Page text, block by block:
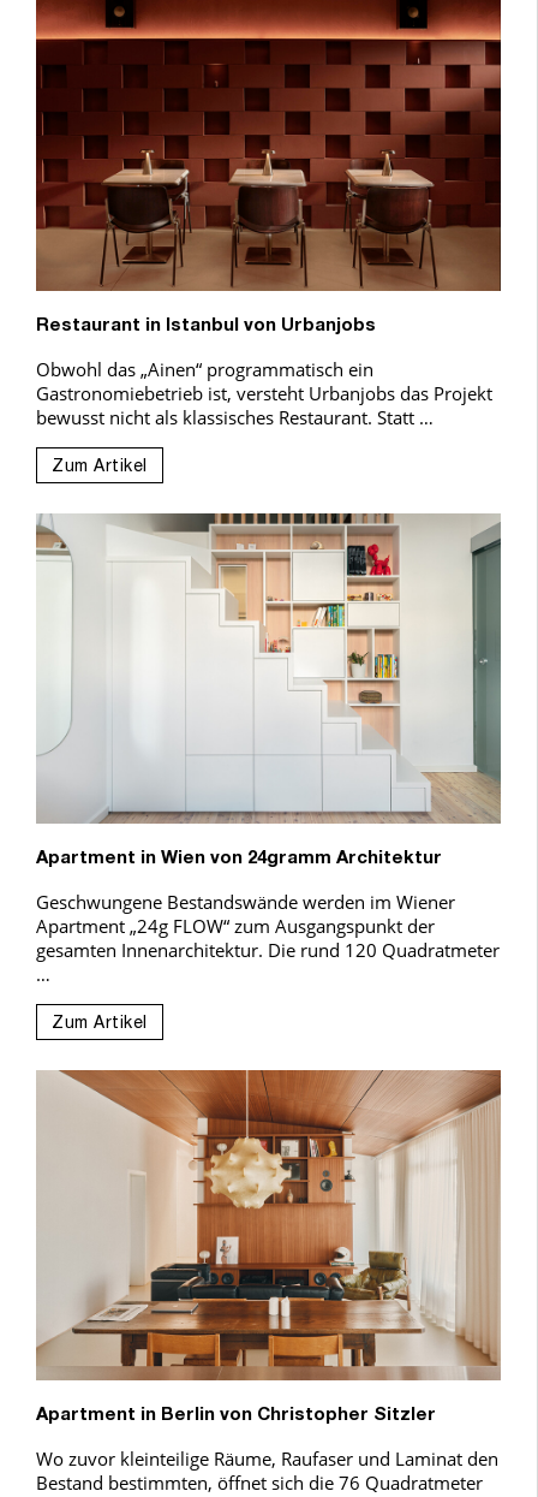
Restaurant in Istanbul von Urbanjobs
Obwohl das „Ainen“ programmatisch ein
Gastronomiebetrieb ist, versteht Urbanjobs das Projekt
bewusst nicht als klassisches Restaurant. Statt …
Zum Artikel
Apartment in Wien von 24gramm Architektur
Geschwungene Bestandswände werden im Wiener
Apartment „24g FLOW“ zum Ausgangspunkt der
gesamten Innenarchitektur. Die rund 120 Quadratmeter
…
Zum Artikel
Apartment in Berlin von Christopher Sitzler
Wo zuvor kleinteilige Räume, Raufaser und Laminat den
Bestand bestimmten, öffnet sich die 76 Quadratmeter